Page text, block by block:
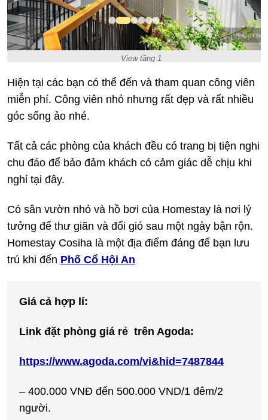
View tầng 1
Hiện tại các bạn có thể đến và tham quan công viên
miễn phí. Công viên nhỏ nhưng rất đẹp và rất nhiều
góc sống ảo nhé.
Tất cả các phòng của khách đều có trang bị tiện nghi
chu đáo để bảo đảm khách có cảm giác dễ chịu khi
nghỉ tại đây.
Có sân vườn nhỏ và hồ bơi của Homestay là nơi lý
tưởng để thư giãn và đổi gió sau một ngày bận rộn.
Homestay Cosiha là một địa điểm đáng để bạn lưu
trú khi đến Phố Cổ Hội An
Giá cả hợp lí:
Link đặt phòng giá rẻ trên Agoda:
https://www.agoda.com/vi&hid=7487844
– 400.000 VNĐ đến 500.000 VND/1 đêm/2
người.